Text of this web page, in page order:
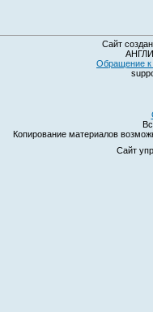
Сайт
Обращение к
Копирование материалов
Сайт